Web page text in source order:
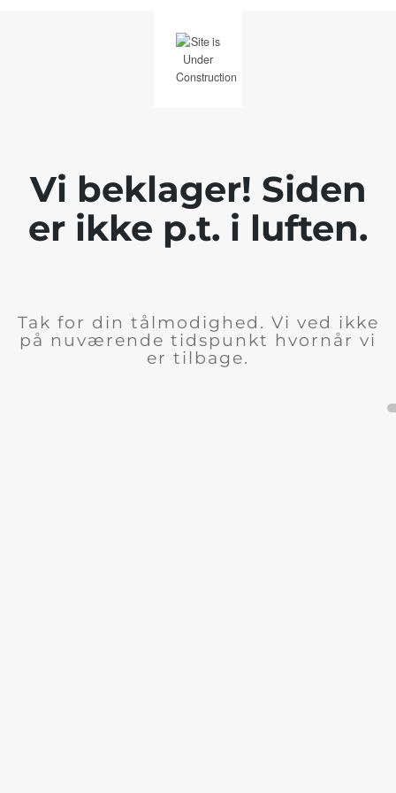
Vi beklager! Siden
er ikke p.t. i luften.
Tak for din tålmodighed. Vi ved ikke
på nuværende tidspunkt hvornår vi
er tilbage.